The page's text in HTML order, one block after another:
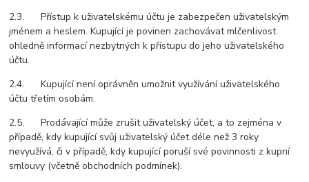
2.3. Přístup k uživatelskému účtu je zabezpečen uživatelským
jménem a heslem. Kupující je povinen zachovávat mlčenlivost
ohledně informací nezbytných k přístupu do jeho uživatelského
účtu.
2.4. Kupující není oprávněn umožnit využívání uživatelského
účtu třetím osobám.
2.5. Prodávající může zrušit uživatelský účet, a to zejména v
případě, kdy kupující svůj uživatelský účet déle než 3 roky
nevyužívá, či v případě, kdy kupující poruší své povinnosti z kupní
smlouvy (včetně obchodních podmínek).